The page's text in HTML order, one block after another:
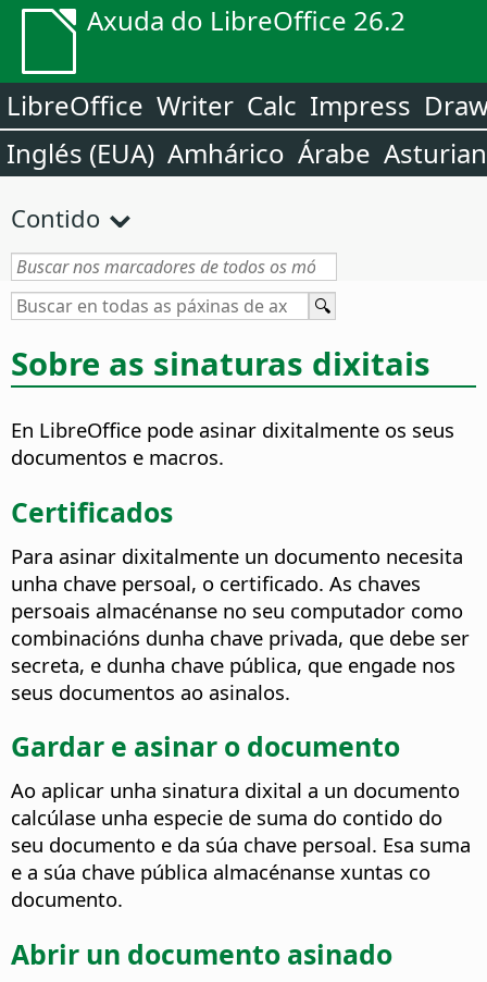
Axuda do LibreOffice 26.2
LibreOffice Writer Calc Impress
Inglés (EUA) Amhárico Árabe
Contido
Sobre as sinaturas dixitais
En LibreOffice pode asinar dixitalmente os seus
documentos e macros.
Certificados
Para asinar dixitalmente un documento necesita
unha chave persoal, o certificado. As chaves
persoais almacénanse no seu computador como
combinacións dunha chave privada, que debe ser
secreta, e dunha chave pública, que engade nos
seus documentos ao asinalos.
Gardar e asinar o documento
Ao aplicar unha sinatura dixital a un documento
calcúlase unha especie de suma do contido do
seu documento e da súa chave persoal. Esa suma
e a súa chave pública almacénanse xuntas co
documento.
Abrir un documento asinado